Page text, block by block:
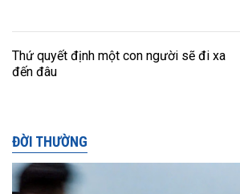
Thứ quyết định một con người sẽ đi xa
đến đâu
ĐỜI THƯỜNG